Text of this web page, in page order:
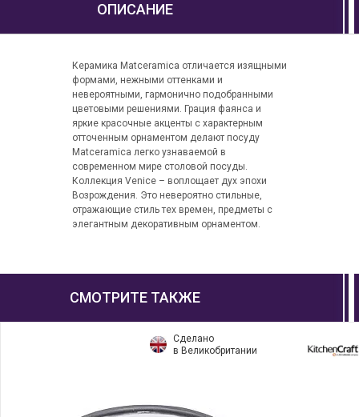
ОПИСАНИЕ
Керамика Matceramica отличается изящными
формами, нежными оттенками и
невероятными, гармонично подобранными
цветовыми решениями. Грация фаянса и
яркие красочные акценты с характерным
отточенным орнаментом делают посуду
Matceramica легко узнаваемой в
современном мире столовой посуды.
Коллекция Venice – воплощает дух эпохи
Возрождения. Это невероятно стильные,
отражающие стиль тех времен, предметы с
элегантным декоративным орнаментом.
СМОТРИТЕ ТАКЖЕ
Сделано
в Великобритании